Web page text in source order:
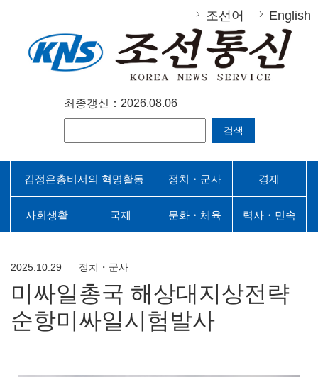
조선어 English
최종갱신：2026.08.06
검색
김정은총비서의 혁명활동 정치・군사 경제
사회생활 국제 문화・체육 력사・민속
2025.10.29 정치・군사
미싸일총국 해상대지상전략
순항미싸일시험발사